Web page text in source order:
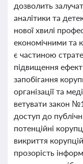
дозволить
аналітики та
нової хвилі
економічними та
є частиною
підвищення
запобігання
організації та
ветувати закон
доступ до
потенційні
викриття
прозорість